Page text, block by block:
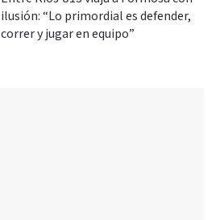
ilusión: “Lo primordial es defender,
correr y jugar en equipo”